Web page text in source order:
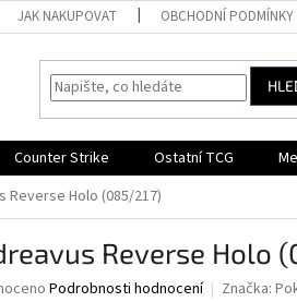
JAK NAKUPOVAT OBCHODNÍ PODMÍNKY
Counter Strike Ostatní TCG
Reverse Holo (085/217)
Reverse Holo
Podrobnosti hodnocení Značka: